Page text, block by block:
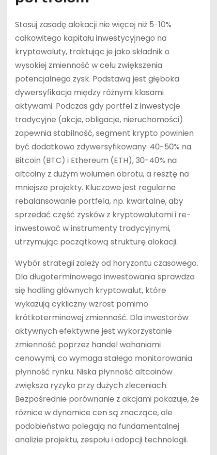
Stosuj zasadę alokacji nie więcej niż 5-10%
całkowitego kapitału inwestycyjnego na
kryptowaluty, traktując je jako składnik o
wysokiej zmienność w celu zwiększenia
potencjalnego zysk. Podstawą jest głęboka
dywersyfikacja między różnymi klasami
aktywami. Podczas gdy portfel z inwestycje
tradycyjne (akcje, obligacje, nieruchomości)
zapewnia stabilność, segment krypto powinien
być dodatkowo zdywersyfikowany: 40-50% na
Bitcoin (BTC) i Ethereum (ETH), 30-40% na
altcoiny z dużym wolumen obrotu, a resztę na
mniejsze projekty. Kluczowe jest regularne
rebalansowanie portfela, np. kwartalne, aby
sprzedać część zysków z kryptowalutami i re-
inwestować w instrumenty tradycyjnymi,
utrzymując początkową strukturę alokacji.
Wybór strategii zależy od horyzontu czasowego.
Dla długoterminowego inwestowania sprawdza
się hodling głównych kryptowalut, które
wykazują cykliczny wzrost pomimo
krótkoterminowej zmienność. Dla inwestorów
aktywnych efektywne jest wykorzystanie
zmienność poprzez handel wahaniami
cenowymi, co wymaga stałego monitorowania
płynność rynku. Niska płynność altcoinów
zwiększa ryzyko przy dużych zleceniach.
Bezpośrednie porównanie z akcjami pokazuje, że
różnice w dynamice cen są znaczące, ale
podobieństwa polegają na fundamentalnej
analizie projektu, zespołu i adopcji technologii.